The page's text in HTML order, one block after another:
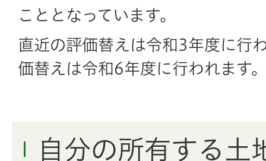
こととなっています。
直近の評価替えは令和3年度に行
価替えは令和6年度に行われます
自分の所有する土